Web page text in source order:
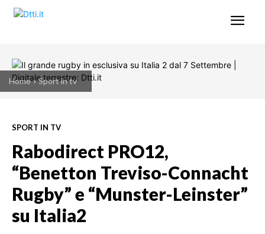
Home Sport in tv
SPORT IN TV
Rabodirect PRO12,
“Benetton Treviso-Connacht
Rugby” e “Munster-Leinster”
su Italia2